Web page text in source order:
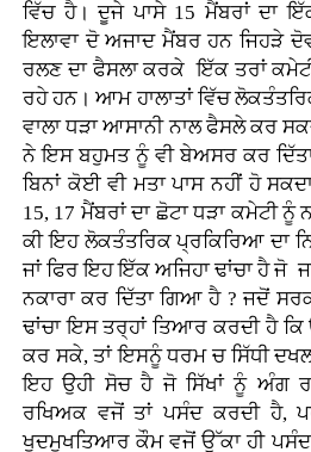
ਵਿੱਚ ਹੈ। ਦੂਜੇ ਪਾਸੇ 15 ਮੈਂਬਰਾਂ ਦਾ
ਇਲਾਵਾ ਦੋ ਅਜਾਦ ਮੈਂਬਰ ਹਨ ਜਿਹੜੇ
ਰਲਣ ਦਾ ਫੈਸਲਾ ਕਰਕੇ ਇੱਕ ਤਰਾਂ
ਰਹੇ ਹਨ। ਆਮ ਹਾਲਾਤਾਂ ਵਿੱਚ
ਵਾਲਾ ਧੜਾ ਆਸਾਨੀ ਨਾਲ ਫੈਸਲੇ ਕਰ
ਨੇ ਇਸ ਬਹੁਮਤ ਨੂੰ ਵੀ ਬੇਅਸਰ ਕਰ ਦਿੱਤਾ
ਬਿਨਾਂ ਕੋਈ ਵੀ ਮਤਾ ਪਾਸ ਨਹੀਂ ਹੋ
15, 17 ਮੈਂਬਰਾਂ ਦਾ ਛੋਟਾ ਧੜਾ ਕਮੇਟੀ ਨੂੰ
ਕੀ ਇਹ ਲੋਕਤੰਤਰਿਕ ਪ੍ਰਕਿਰਿਆ ਦਾ
ਜਾਂ ਫਿਰ ਇਹ ਇੱਕ ਅਜਿਹਾ ਢਾਂਚਾ ਹੈ ਜੋ
ਨਕਾਰਾ ਕਰ ਦਿੱਤਾ ਗਿਆ ਹੈ ? ਜਦੋਂ
ਢਾਂਚਾ ਇਸ ਤਰ੍ਹਾਂ ਤਿਆਰ ਕਰਦੀ ਹੈ
ਕਰ ਸਕੇ, ਤਾਂ ਇਸਨੂੰ ਧਰਮ ਚ ਸਿੱਧੀ
ਇਹ ਉਹੀ ਸੋਚ ਹੈ ਜੋ ਸਿੱਖਾਂ ਨੂੰ ਅੰਗ
ਰਖਿਅਕ ਵਜੋਂ ਤਾਂ ਪਸੰਦ ਕਰਦੀ ਹੈ,
ਖੁਦਮੁਖਤਿਆਰ ਕੌਮ ਵਜੋਂ ਉੱਕਾ ਹੀ ਪਸੰਦ